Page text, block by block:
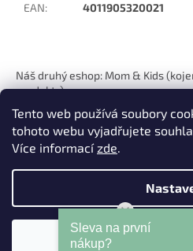
Tento web používá soubory
tohoto webu vyjadřujete
Více informacízde.
EAN: 4011905320021
p
Náš druhý eshop: Mom & Kids
produkty)
Vytvořil
Copyright 2026 .
Mohu Vám
Sleva na první
nákup?